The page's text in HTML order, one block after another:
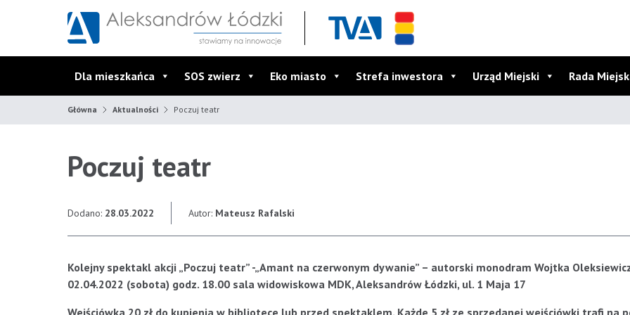
Dla mieszkańca SOS zwierz Eko miasto Strefa inwestora Urząd Miejski Rada
Główna Aktualności Poczuj teatr
Poczuj teatr
Dodano: 28.03.2022 Autor: Mateusz Rafalski
Kolejny spektakl akcji „Poczuj teatr” -„Amant na czerwonym dywanie” – autorski monodram Wojtka
02.04.2022 (sobota) godz. 18.00 sala widowiskowa MDK, Aleksandrów Łódzki, ul. 1 Maja 17
Wejściówka 20 zł do kupienia w bibliotece lub przed spektaklem. Każde 5 zł ze sprzedanej wejściówki trafi na